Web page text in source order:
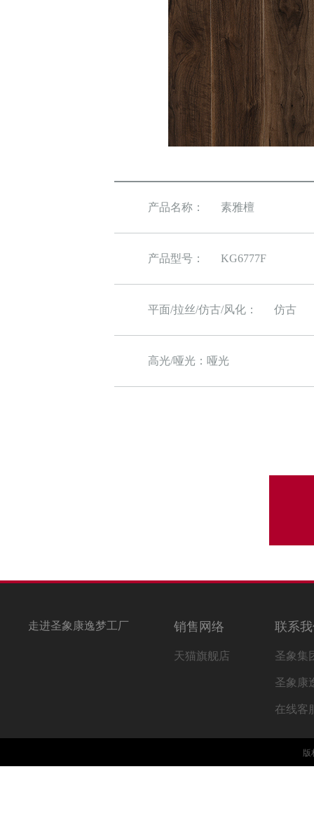
产品名称： 素雅檀
产品型号： KG6777F
平面/拉丝/仿古/风化： 仿古
高光/哑光： 哑光
走进圣象康逸梦工厂 销售网络
天猫旗舰店
联系
圣象集
圣象康
在线客
版